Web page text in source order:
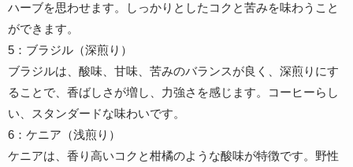
ハーブを思わせます。しっかりとしたコクと苦みを味わうこと
ができます。
5：ブラジル（深煎り）
ブラジルは、酸味、甘味、苦みのバランスが良く、深煎りにす
ることで、香ばしさが増し、力強さを感じます。コーヒーらし
い、スタンダードな味わいです。
6：ケニア（浅煎り）
ケニアは、香り高いコクと柑橘のような酸味が特徴です。野性